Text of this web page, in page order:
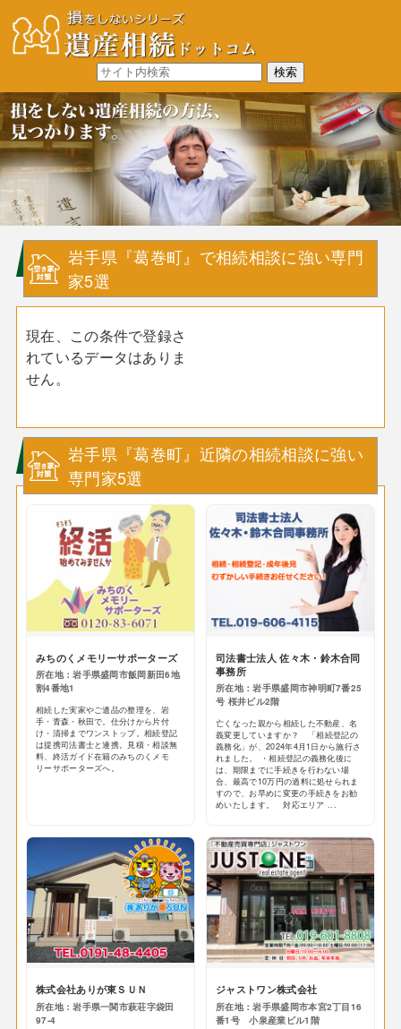
岩手県『葛巻町』で相続相談に強い専門
家5選
現在、この条件で登録さ
れているデータはありま
せん。
岩手県『葛巻町』近隣の相続相談に強い
専門家5選
みちのくメモリーサポーターズ
所在地：岩手県盛岡市飯岡新田6地
割4番地1
相続した実家やご遺品の整理を、岩
手・青森・秋田で。仕分けから片付
け・清掃までワンストップ。相続登記
は提携司法書士と連携。見積・相談無
料、終活ガイド在籍のみちのくメモ
リーサポーターズへ。
司法書士法人 佐々木・鈴木合同
事務所
所在地：岩手県盛岡市神明町7番25
号 桜井ビル2階
亡くなった親から相続した不動産、名
義変更していますか？ 「相続登記の
義務化」が、2024年4月1日から施行さ
れました。 ・相続登記の義務化後に
は、期限までに手続きを行わない場
合、最高で10万円の過料に処せられま
すので、お早めに変更の手続きをお勧
めいたします。 対応エリア ...
株式会社ありが東ＳＵＮ
所在地：岩手県一関市萩荘字袋田
97-4
ジャストワン株式会社
所在地：岩手県盛岡市本宮2丁目16
番1号 小泉産業ビル1階